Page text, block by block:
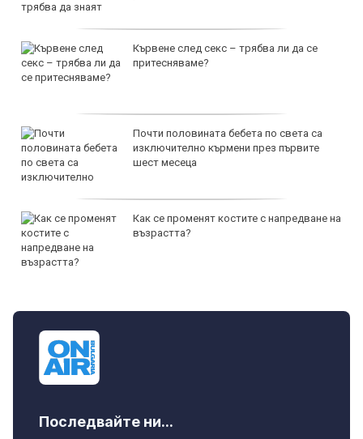
Кървене след секс – трябва ли да се
притесняваме?
Почти половината бебета по света са
изключително кърмени през първите
шест месеца
Как се променят костите с напредване на
възрастта?
Последвайте ни...